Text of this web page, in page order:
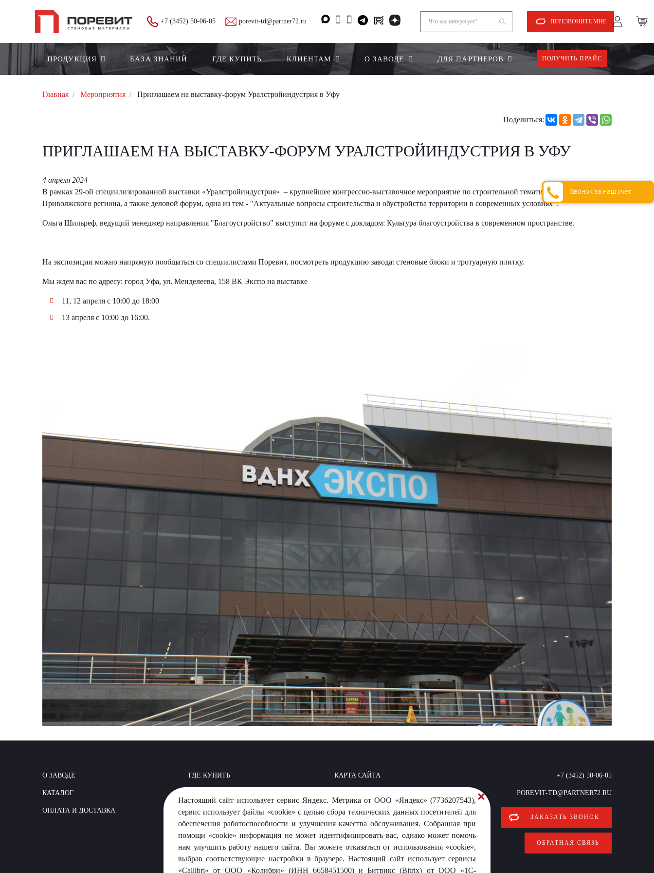
+7 (3452) 50-06-05 porevit-td@partner72.ru ПЕРЕЗВОНИТЕ МНЕ
ПРОДУКЦИЯ БАЗА ЗНАНИЙ ГДЕ КУПИТЬ КЛИЕНТАМ О ЗАВОДЕ ДЛЯ ПАРТНЕРОВ ПОЛУЧИТЬ ПРАЙС
Главная Мероприятия Приглашаем на выставку-форум Уралстройиндустрия в Уфу
Поделиться:
ПРИГЛАШАЕМ НА ВЫСТАВКУ-ФОРУМ УРАЛСТРОЙИНДУСТРИЯ В УФУ
4 апреля 2024
В рамках 29-ой специализированной выставки «Уралстройиндустрия» – крупнейшее конгрессно-выставочное мероприятие по строительной тематике на территории
Приволжского региона, а также деловой форум, одна из тем - "Актуальные вопросы строительства и обустройства территории в современных условиях".
Ольга Шильреф, ведущий менеджер направления "Благоустройство" выступит на форуме с докладом: Культура благоустройства в современном пространстве.
На экспозиции можно напрямую пообщаться со специалистами Поревит, посмотреть продукцию завода: стеновые блоки и тротуарную плитку.
Мы ждем вас по адресу: город Уфа, ул. Менделеева, 158 ВК Экспо на выставке
11, 12 апреля с 10:00 до 18:00
13 апреля с 10:00 до 16:00.
О ЗАВОДЕ
КАТАЛОГ
ОПЛАТА И ДОСТАВКА
ГДЕ КУПИТЬ
ВОПРОС-ОТВЕТ
КАРТА САЙТА +7 (3452) 50-06-05
POREVIT-TD@PARTNER72.RU
ЗАКАЗАТЬ ЗВОНОК
ОБРАТНАЯ СВЯЗЬ
Настоящий сайт использует сервис Яндекс. Метрика от ООО «Яндекс» (7736207543),
сервис использует файлы «cookie» с целью сбора технических данных посетителей для
обеспечения работоспособности и улучшения качества обслуживания. Собранная при
помощи «cookie» информация не может идентифицировать вас, однако может помочь
нам улучшить работу нашего сайта. Вы можете отказаться от использования «cookie»,
выбрав соответствующие настройки в браузере. Настоящий сайт использует сервисы
«Callibri» от ООО «Колибри» (ИНН 6658451500) и Битрикс (Bitrix) от ООО «1С-
Звонок за наш счёт